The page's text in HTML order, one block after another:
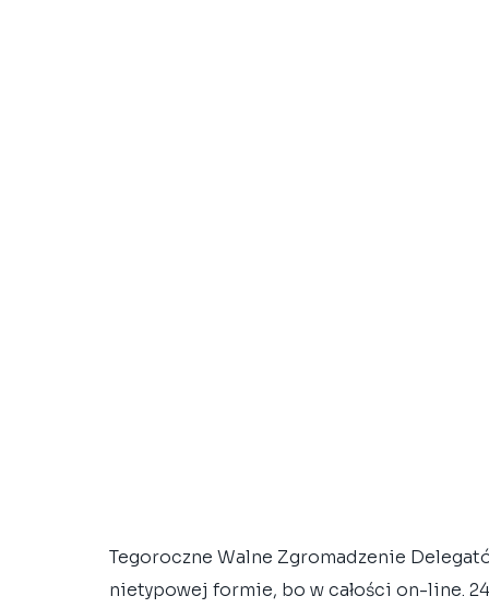
Tegoroczne Walne Zgromadzenie
nietypowej formie, bo w całości on-line.